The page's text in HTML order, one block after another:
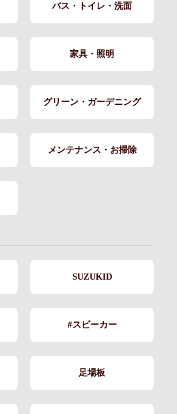
バス・トイレ・洗面
家具・照明
グリーン・ガーデニング
メンテナンス・お掃除
SUZUKID
#スピーカー
足場板